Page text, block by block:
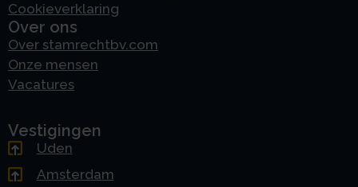
Cookieverklaring
Over ons
Over stamrechtbv.com
Onze mensen
Vacatures
Vestigingen
Uden
Amsterdam